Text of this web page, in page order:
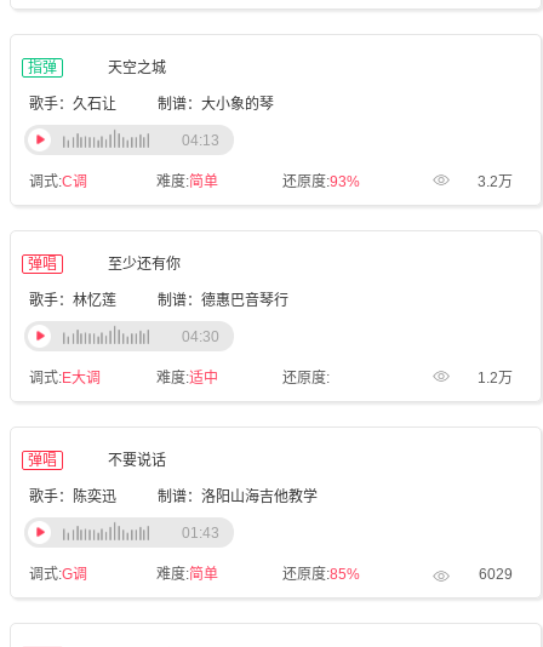
指弹 天空之城
歌手：久石让 制谱：大小象的琴
调式:C调 难度:简单 还原度:93% 3.2万
04:13
弹唱 至少还有你
歌手：林忆莲 制谱：德惠巴音琴行
调式:E大调 难度:适中 还原度: 1.2万
04:30
弹唱 不要说话
歌手：陈奕迅 制谱：洛阳山海吉他教学
调式:G调 难度:简单 还原度:85% 6029
01:43